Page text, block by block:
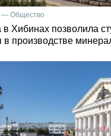
— Общество
в Хибинах позволила
производстве